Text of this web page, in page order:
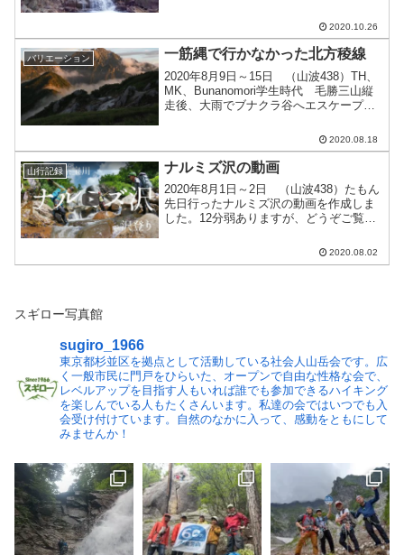
く。。。尾瀬の中ノ岐沢北岐沢に行先変
更し、行ってきました。◎1日目(天気:晴
れのち曇り...
2020.10.26
バリエーション 一筋縄で行かなかった北方稜線
2020年8月9日～15日 （山波438）TH、
MK、Bunanomori学生時代 毛勝三山縦
走後、大雨でブナクラ谷へエスケープし
想以上の激ヤブ（年々酷くなっているみ
たい）と赤布などほとんどなくルートど
り...
2020.08.18
山行記録 ナルミズ沢の動画
2020年8月1日～2日 （山波438）たもん
先日行ったナルミズ沢の動画を作成しま
した。12分弱ありますが、どうぞご覧く
メは藪漕ぎどころか草原でまさに天国。
2020.08.02
スギロー写真館
sugiro_1966
東京都杉並区を拠点として活動している社会人山岳会です。広
く一般市民に門戸をひらいた、オープンで自由な性格な会で、
レベルアップを目指す人もいれば誰でも参加できるハイキング
を楽しんでいる人もたくさんいます。私達の会ではいつでも入
会受け付けています。自然のなかに入って、感動をともにして
みませんか！